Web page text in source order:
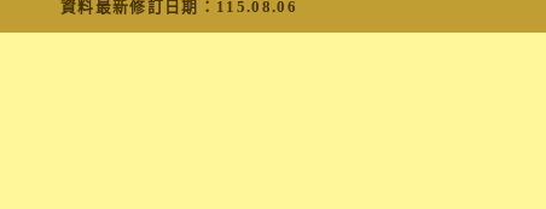
資料最新修訂日期： 115.08.06